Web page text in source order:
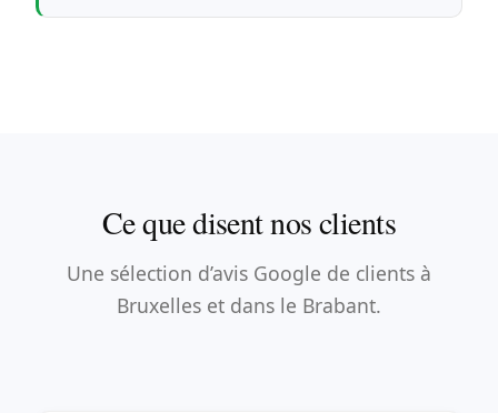
Ce que disent nos clients
Une sélection d’avis Google de clients à
Bruxelles et dans le Brabant.